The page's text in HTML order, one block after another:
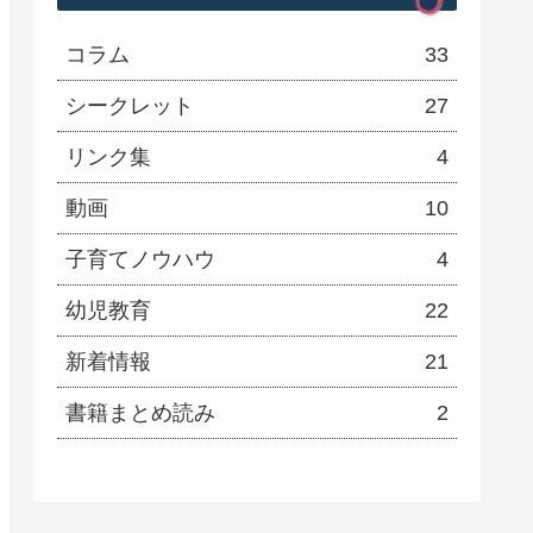
コラム 33
シークレット 27
リンク集 4
動画 10
子育てノウハウ 4
幼児教育 22
新着情報 21
書籍まとめ読み 2